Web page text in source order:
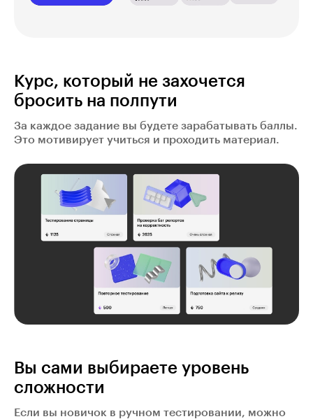
Курс, который не захочется
бросить на полпути
За каждое задание вы будете зарабатывать баллы.
Это мотивирует учиться и проходить материал.
Вы сами выбираете уровень
сложности
Если вы новичок в ручном тестировании, можно